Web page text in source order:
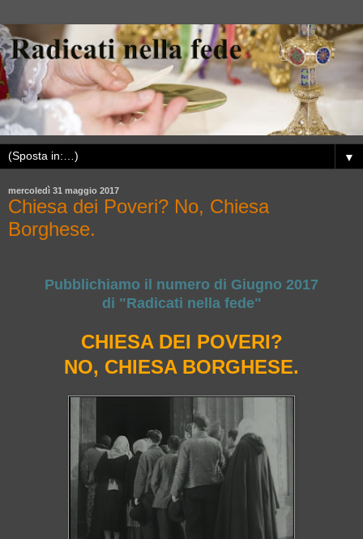
▼
mercoledì 31 maggio 2017
Chiesa dei Poveri? No, Chiesa
Borghese.
Pubblichiamo il numero di Giugno 2017
di "Radicati nella fede"
CHIESA DEI POVERI?
NO, CHIESA BORGHESE.